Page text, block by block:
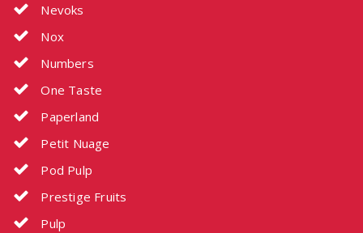
Nevoks
Nox
Numbers
One Taste
Paperland
Petit Nuage
Pod Pulp
Prestige Fruits
Pulp